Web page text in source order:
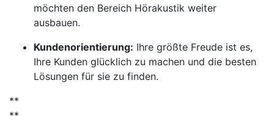
möchten den Bereich Hörakustik weiter
ausbauen.
Kundenorientierung: Ihre größte Freude ist es,
Ihre Kunden glücklich zu machen und die besten
Lösungen für sie zu finden.
**
**